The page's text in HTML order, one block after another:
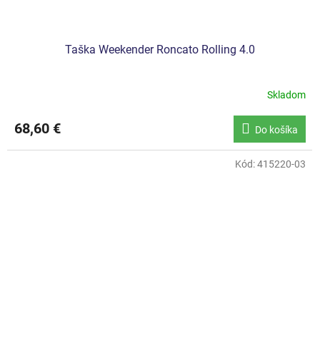
Taška Weekender Roncato Rolling 4.0
Skladom
68,60 € Do košíka
Kód:415220-03